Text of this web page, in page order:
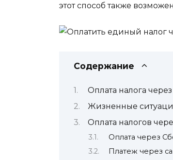
этот способ также
Содержание
Оплата налога
Жизненные
Оплата налогов
Оплата через
Платеж через